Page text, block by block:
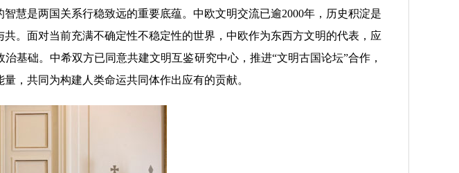
是两国关系行稳致远的重要底蕴。中欧文明交流已逾2000年，历史积淀是
。面对当前充满不确定性不稳定性的世界，中欧作为东西方文明的代表，应
基础。中希双方已同意共建文明互鉴研究中心，推进“文明古国论坛”合作，
，共同为构建人类命运共同体作出应有的贡献。